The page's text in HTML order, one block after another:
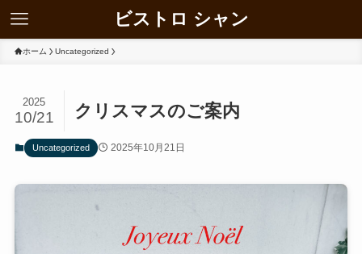
ビストロ シャン
ホーム Uncategorized
クリスマスのご案内
2025
10/21
Uncategorized 2025年10月21日